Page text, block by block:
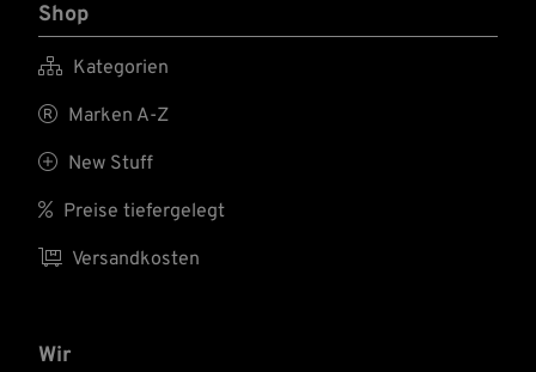
Shop
 Kategorien
 Marken A-Z
 New Stuff
 Preise tiefergelegt
 Versandkosten
Wir